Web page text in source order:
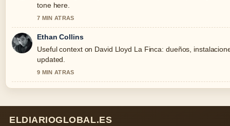
tone here.
7 MIN ATRAS
Ethan Collins
Useful context on David Lloyd La Finca: dueños,
updated.
9 MIN ATRAS
ELDIARIOGLOBAL.ES